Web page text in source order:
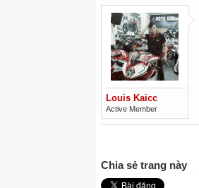
Louis Kaicc
Active Member
Chia sẻ trang này